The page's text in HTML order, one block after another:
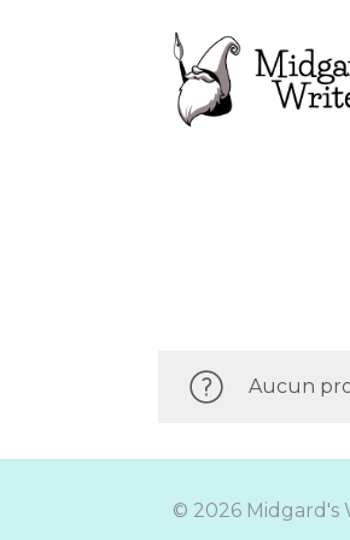
Aucun
© 2026 Midgard's